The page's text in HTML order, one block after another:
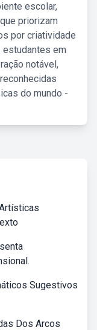
escolar,
priorizam
por criatividade
estudantes em
notável,
do mundo -
Sugestivos
Dos Arcos